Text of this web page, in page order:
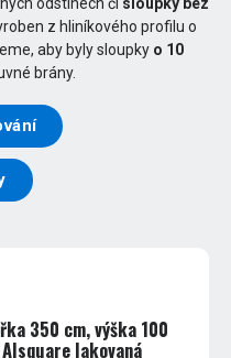
z hliníkového profilu o
aby byly sloupky o 10
brány.
350 cm, výška 100
lakovaná